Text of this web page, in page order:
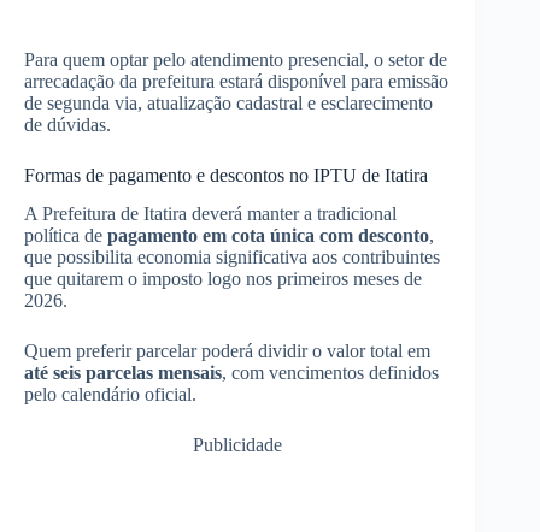
Para quem optar pelo atendimento presencial, o setor de
arrecadação da prefeitura estará disponível para emissão
de segunda via, atualização cadastral e esclarecimento
de dúvidas.
Formas de pagamento e descontos no IPTU de Itatira
A Prefeitura de Itatira deverá manter a tradicional
política de pagamento em cota única com desconto,
que possibilita economia significativa aos contribuintes
que quitarem o imposto logo nos primeiros meses de
2026.
Quem preferir parcelar poderá dividir o valor total em
até seis parcelas mensais, com vencimentos definidos
pelo calendário oficial.
Publicidade